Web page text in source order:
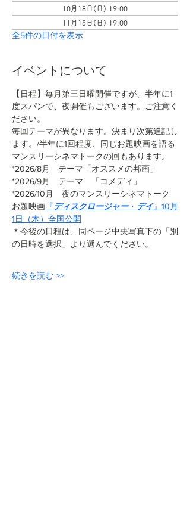
10月18日(日) 19:00
11月15日(日) 19:00
全5件の日付を表示
イベントについて
【日程】毎月第三日曜開催ですが、半年に1
度スパンで、夜開催もございます。ご注意く
ださい。
毎回テーマが異なります。決まり次第追記し
ます。/半年に1回程度、同じお題映画を語る
マンスリーシネマトークの回もあります。
*2026/8月　テーマ「オススメの邦画」
*2026/9月　テーマ　「コメディ」
*2026/10月　夜のマンスリーシネマトーク
お題映画 『ディスクロージャー・ デイ』10月
1日（木）全国公開
＊今後の日程は、同ページ中央写真下の「別
の日時を選択」より選んでください。
続きを読む >>